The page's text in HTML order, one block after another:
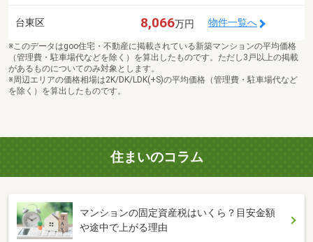
台東区 8,066万円 物件一覧へ
※このデータはgoo住宅・不動産に掲載されている新築マンションの平均価格
（管理費・駐車場代などを除く）を算出したものです。ただし3戸以上の掲載
があるものについてのみ対象とします。
※周辺エリアの価格相場は2K/DK/LDK(+S)の平均価格（管理費・駐車場代など
を除く）を算出したものです。
住まいのコラム
マンションの固定資産税はいくら？目安金額
や途中で上がる理由